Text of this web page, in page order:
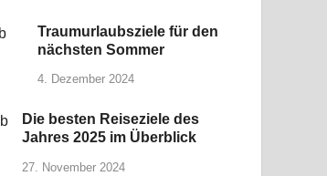
Traumurlaubsziele für den
nächsten Sommer
4. Dezember 2024
Die besten Reiseziele des
Jahres 2025 im Überblick
27. November 2024